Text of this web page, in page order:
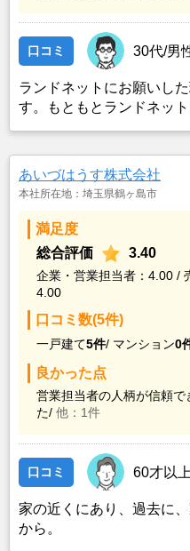
口コミ 30代/男
ランドネットにお願いし
す。もともとランドネッ
動産屋では取り扱っても
までに取引があり、全国
あいづはうす株式会社
本社所在地：埼玉県鶴ヶ島市
満足度
総合評価
3.40
企業・営業担当者：4.00 /
4.00
口コミ数(5件)
一戸建て5件/ マンション0
良かった点
営業担当者の人柄が信頼で
た/ 他：1件
口コミ 60才以
家の近くにあり、過去に
から。